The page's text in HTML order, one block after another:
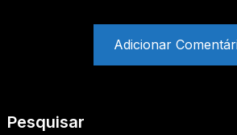
Pesquisar